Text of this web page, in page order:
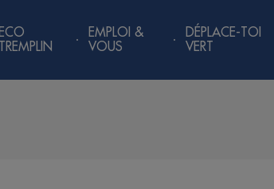
ECO
TREMPLIN
EMPLOI &
VOUS
DÉPLACE-TOI
VERT